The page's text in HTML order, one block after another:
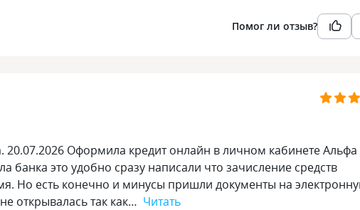
Помог ли отзыв?
20.07.2026 Оформила кредит онлайн в личном кабинете Альфа
банка это удобно сразу написали что зачисление средств
Но есть конечно и минусы пришли документы на
открывалась так как… Читать